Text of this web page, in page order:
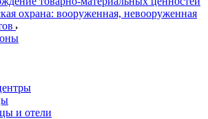
охрана: вооруженная, невооруженная
и отели